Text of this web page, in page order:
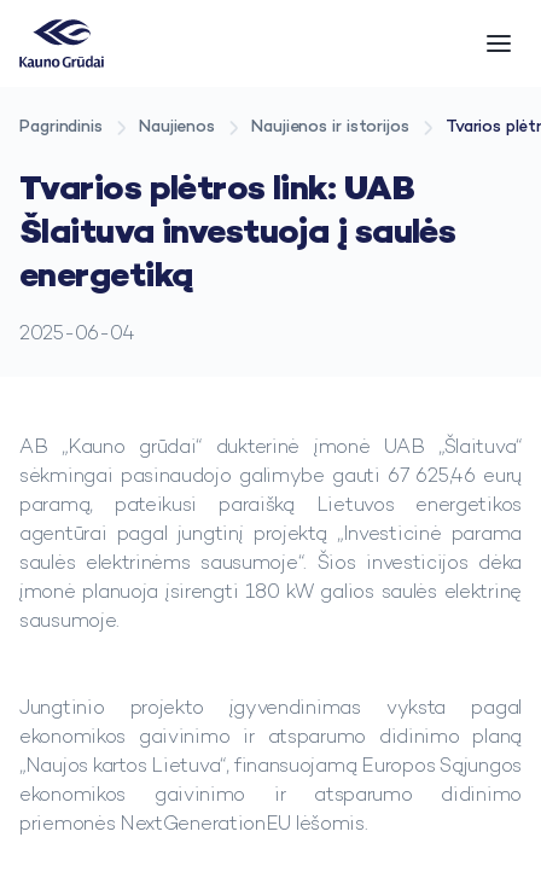
Pagrindinis Naujienos Naujienos ir istorijos Tvarios
Tvarios plėtros link: UAB
Šlaituva investuoja į saulės
energetiką
2025-06-04
AB „Kauno grūdai“ dukterinė įmonė UAB „Šlaituva“
sėkmingai pasinaudojo galimybe gauti 67 625,46 eurų
paramą, pateikusi paraišką Lietuvos energetikos
agentūrai pagal jungtinį projektą „Investicinė parama
saulės elektrinėms sausumoje“. Šios investicijos dėka
įmonė planuoja įsirengti 180 kW galios saulės elektrinę
sausumoje.
Jungtinio projekto įgyvendinimas vyksta pagal
ekonomikos gaivinimo ir atsparumo didinimo planą
„Naujos kartos Lietuva“, finansuojamą Europos Sąjungos
ekonomikos gaivinimo ir atsparumo didinimo
priemonės NextGenerationEU lėšomis.